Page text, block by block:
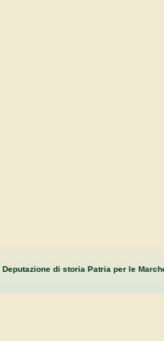
Deputazione di storia Patria per le